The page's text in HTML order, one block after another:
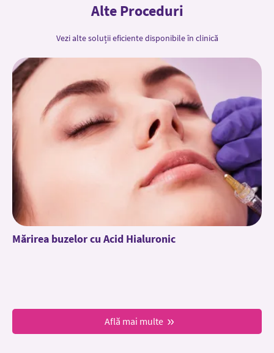
Alte Proceduri
Vezi alte soluții eficiente disponibile în clinică
Mărirea buzelor cu Acid Hialuronic
Află mai multe